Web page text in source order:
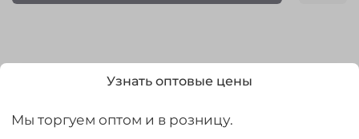
Узнать оптовые цены
Мы торгуем оптом и в розницу.